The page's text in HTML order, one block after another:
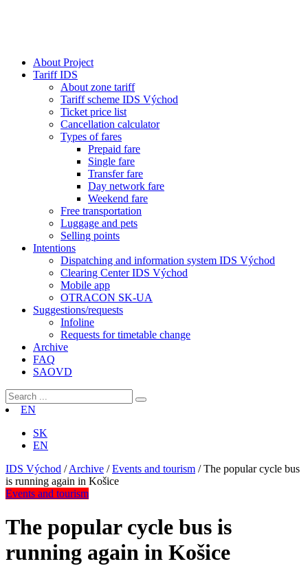
About Project
Tariff IDS
About zone tariff
Tariff scheme IDS Východ
Ticket price list
Cancellation calculator
Types of fares
Prepaid fare
Single fare
Transfer fare
Day network fare
Weekend fare
Free transportation
Luggage and pets
Selling points
Intentions
Dispatching and information system IDS Východ
Clearing Center IDS Východ
Mobile app
OTRACON SK-UA
Suggestions/requests
Infoline
Requests for timetable change
Archive
FAQ
SAOVD
EN
SK
EN
IDS Východ /Archive /Events and tourism /The popular cycle bus
is running again in Košice
Events and tourism
The popular cycle bus is
running again in Košice